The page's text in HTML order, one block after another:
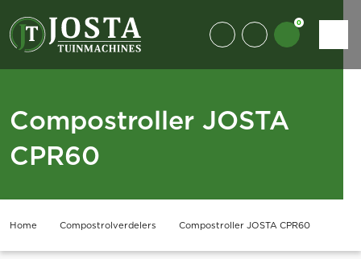
0
Compostroller JOSTA
CPR60
Home Compostrolverdelers Compostroller JOSTA CPR60